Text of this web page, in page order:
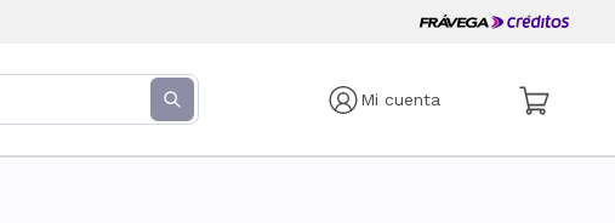
Mi cuenta